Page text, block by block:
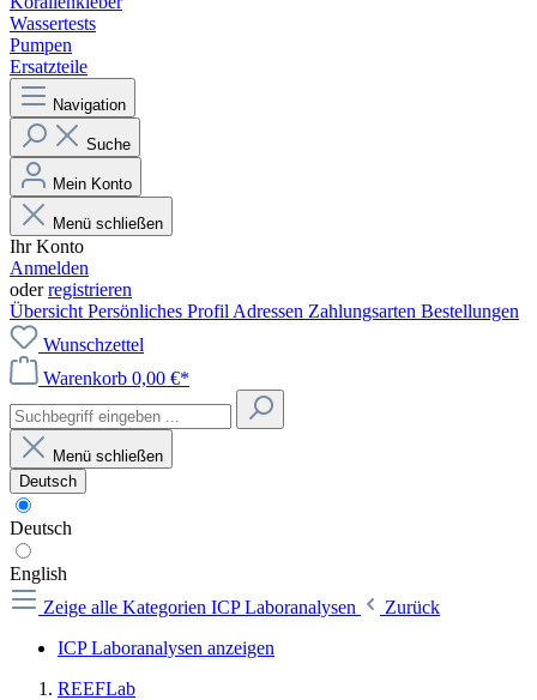
Wassertests
Pumpen
Ersatzteile
Navigation
Suche
Mein Konto
Menü schließen
Ihr Konto
Anmelden
oderregistrieren
Übersicht Persönliches Profil Adressen Zahlungsarten Bestellungen
Wunschzettel
Warenkorb 0,00 €*
Menü schließen
Deutsch
Deutsch
English
Zeige alle Kategorien ICP Laboranalysen
Zurück
ICP Laboranalysen anzeigen
REEFLab